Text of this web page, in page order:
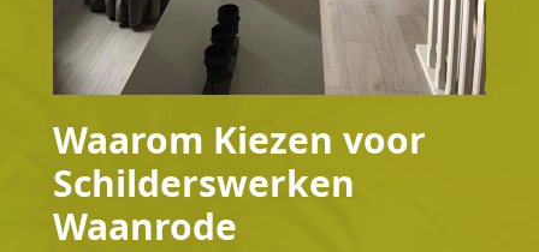
Waarom Kiezen voor
Schilderswerken
Waanrode